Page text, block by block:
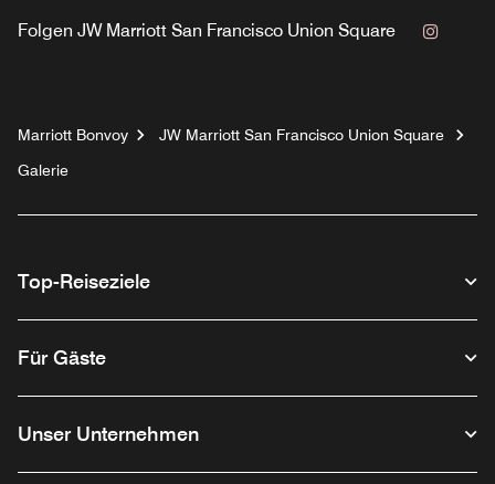
Folgen JW Marriott San Francisco Union Square
Marriott Bonvoy
JW Marriott San Francisco Union Square
Galerie
Top-Reiseziele
Für Gäste
Unser Unternehmen